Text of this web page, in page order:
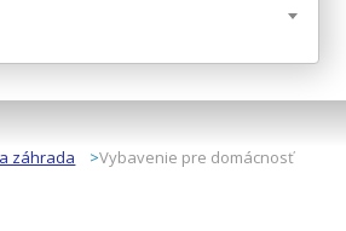
záhrada Vybavenie pre domácnosť